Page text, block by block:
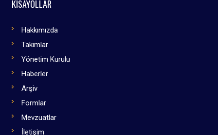
KISAYOLLAR
Hakkımızda
Takımlar
Yönetim Kurulu
Haberler
Arşiv
Formlar
Mevzuatlar
İletişim